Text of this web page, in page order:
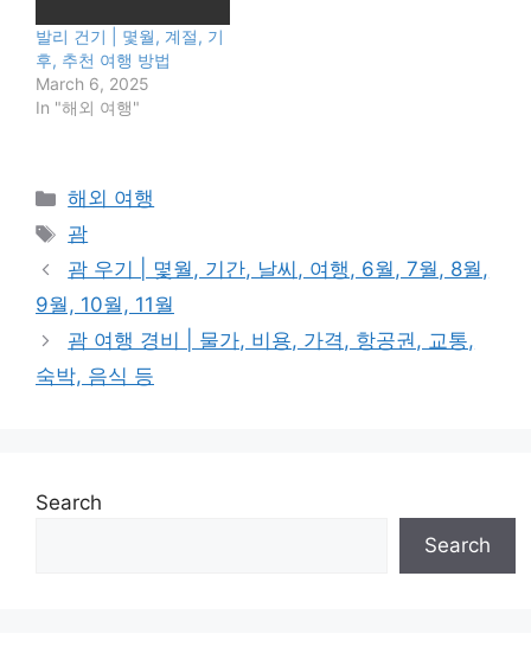
발리 건기 | 몇월, 계절, 기
후, 추천 여행 방법
March 6, 2025
In "해외 여행"
Categories
해외 여행
Tags
괌
괌 우기 | 몇월, 기간, 날씨, 여행, 6월, 7월, 8월,
9월, 10월, 11월
괌 여행 경비 | 물가, 비용, 가격, 항공권, 교통,
숙박, 음식 등
Search
Search